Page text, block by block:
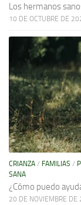
Los hermanos
10 DE OCTUBRE DE
CRIANZA / FAMILIAS /
SANA
¿Cómo puedo
20 DE NOVIEMBRE DE